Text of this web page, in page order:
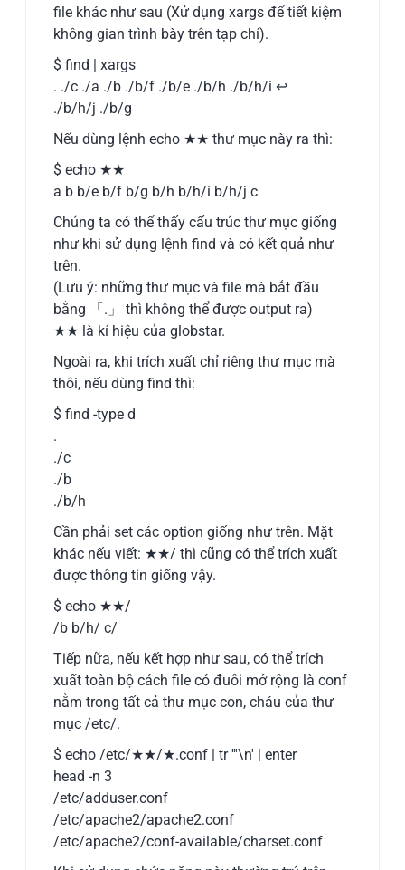
file khác như sau (Xử dụng xargs để tiết kiệm
không gian trình bày trên tạp chí).
$ find | xargs
. ./c ./a ./b ./b/f ./b/e ./b/h ./b/h/i ↩
./b/h/j ./b/g
Nếu dùng lệnh echo ★★ thư mục này ra thì:
$ echo ★★
a b b/e b/f b/g b/h b/h/i b/h/j c
Chúng ta có thể thấy cấu trúc thư mục giống
như khi sử dụng lệnh find và có kết quả như
trên.
(Lưu ý: những thư mục và file mà bắt đầu
bằng 「.」 thì không thể được output ra)
★★ là kí hiệu của globstar.
Ngoài ra, khi trích xuất chỉ riêng thư mục mà
thôi, nếu dùng find thì:
$ find -type d
.
./c
./b
./b/h
Cần phải set các option giống như trên. Mặt
khác nếu viết: ★★/ thì cũng có thể trích xuất
được thông tin giống vậy.
$ echo ★★/
/b b/h/ c/
Tiếp nữa, nếu kết hợp như sau, có thể trích
xuất toàn bộ cách file có đuôi mở rộng là conf
nằm trong tất cả thư mục con, cháu của thư
mục /etc/.
$ echo /etc/★★/★.conf | tr '''\n' | enter
head -n 3
/etc/adduser.conf
/etc/apache2/apache2.conf
/etc/apache2/conf-available/charset.conf